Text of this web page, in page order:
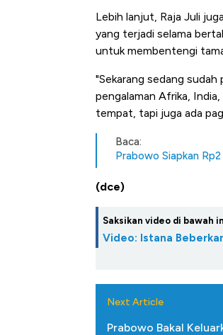
Lebih lanjut, Raja Juli
yang terjadi selama
untuk membentengi
"Sekarang sedang
pengalaman Afrika,
tempat, tapi juga ada
Baca:
Prabowo Siapkan
(dce)
Saksikan video di bawah
Video: Istana
Next Article
Prabowo Bakal
Harga Batu
Baik Buat